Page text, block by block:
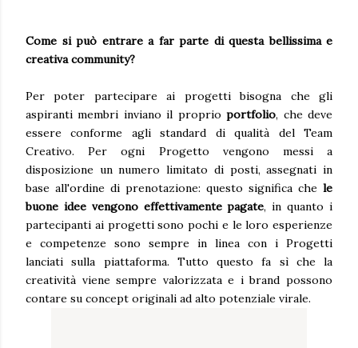
Come si può entrare a far parte di questa bellissima e
creativa community?
Per poter partecipare ai progetti bisogna che gli
aspiranti membri inviano il proprioportfolio, che deve
essere conforme agli standard di qualità del Team
Creativo. Per ogni Progetto vengono messi a
disposizione un numero limitato di posti, assegnati in
base all'ordine di prenotazione: questo significa che le
buone idee vengono effettivamente pagate, in quanto i
partecipanti ai progetti sono pochi e le loro esperienze
e competenze sono sempre in linea con i Progetti
lanciati sulla piattaforma. Tutto questo fa sì che la
creatività viene sempre valorizzata e i brand possono
contare su concept originali ad alto potenziale virale.